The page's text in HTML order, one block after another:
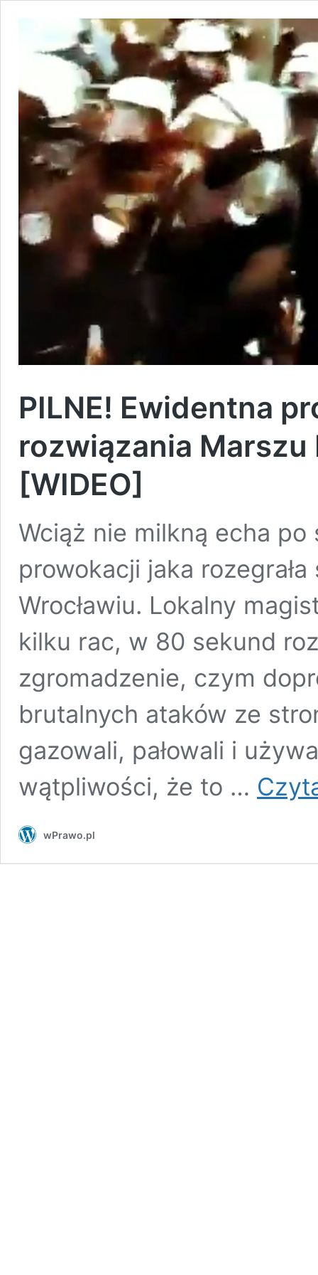
PILNE! Ewidentna
rozwiązania Marszu
[WIDEO]
Wciąż nie milkną echa
prowokacji jaka
Wrocławiu. Lokalny
kilku rac, w 80 sekund
zgromadzenie, czym
brutalnych ataków ze
gazowali, pałowali i
wątpliwości, że to …
wPrawo.pl